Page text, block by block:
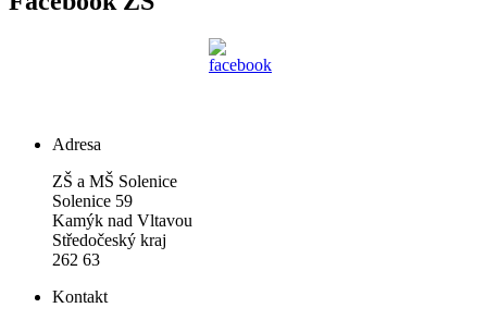
Adresa
ZŠ a MŠ Solenice
Solenice 59
Kamýk nad Vltavou
Středočeský kraj
262 63
Kontakt